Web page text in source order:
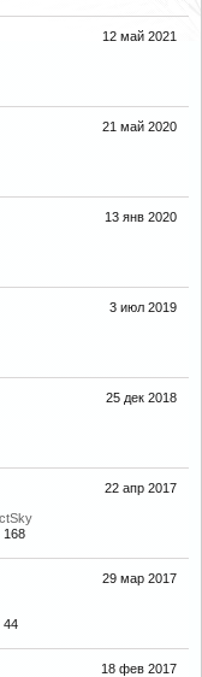
12 май 2021
21 май 2020
13 янв 2020
3 июл 2019
25 дек 2018
22 апр 2017
168
29 мар 2017
44
18 фев 2017